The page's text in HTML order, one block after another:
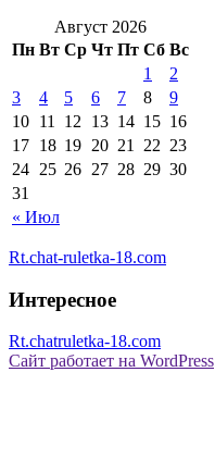
Август 2026
Пн Вт Ср Чт Пт Сб Вс
« Июл
1
2
3
4 5 6 7 8
9
10 11 12 13 14 15 16
17 18 19 20 21 22 23
24 25 26 27 28 29 30
31
Rt.chat-ruletka-18.com
Интересное
Rt.chatruletka-18.com
Сайт работает на WordPress